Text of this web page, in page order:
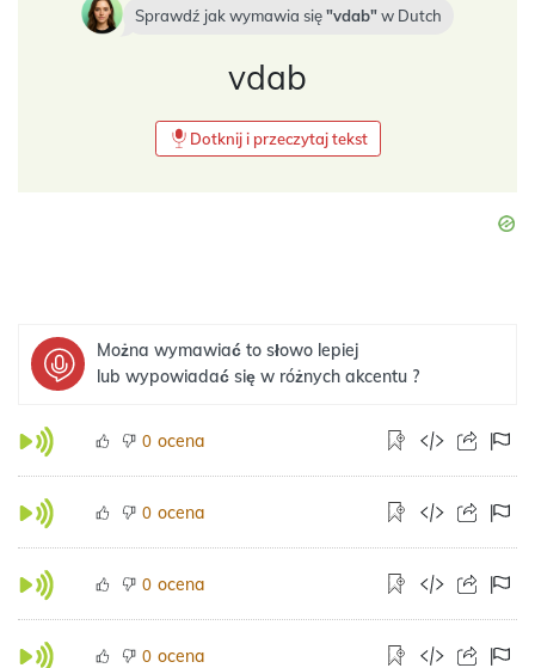
Sprawdź jak wymawia się vdab w Dutch
vdab
Dotknij i przeczytaj tekst
Można wymawiać to słowo lepiej
lub wypowiadać się w różnych akcentu ?
0 ocena
0 ocena
0 ocena
0 ocena